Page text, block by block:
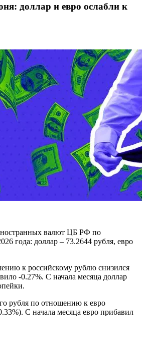
доллар и евро ослабли к
валют ЦБ РФ по
года: доллар – 73.2644 рубля, евро
к российскому рублю снизился
-0.27%. С начала месяца доллар
рубля по отношению к евро
С начала месяца евро прибавил